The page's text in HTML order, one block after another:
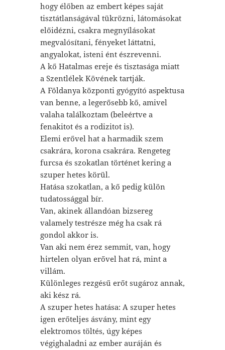
hogy élőben az embert képes saját
tisztátlanságával tükrözni, látomásokat
előidézni, csakra megnyílásokat
megvalósítani, fényeket láttatni,
angyalokat, isteni ént észrevenni.
A kő Hatalmas ereje és tisztasága miatt
a Szentlélek Kövének tartják.
A Földanya központi gyógyító aspektusa
van benne, a legerősebb kő, amivel
valaha találkoztam (beleértve a
fenakitot és a rodizitot is).
Elemi erővel hat a harmadik szem
csakrára, korona csakrára. Rengeteg
furcsa és szokatlan történet kering a
szuper hetes körül.
Hatása szokatlan, a kő pedig külön
tudatossággal bír.
Van, akinek állandóan bizsereg
valamely testrésze még ha csak rá
gondol akkor is.
Van aki nem érez semmit, van, hogy
hirtelen olyan erővel hat rá, mint a
villám.
Különleges rezgésű erőt sugároz annak,
aki kész rá.
A szuper hetes hatása: A szuper hetes
igen erőteljes ásvány, mint egy
elektromos töltés, úgy képes
végighaladni az ember auráján és